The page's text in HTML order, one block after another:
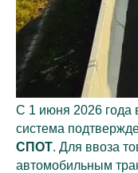
С 1 июня 2026 года
система
СПОТ. Для ввоза
автомобильным